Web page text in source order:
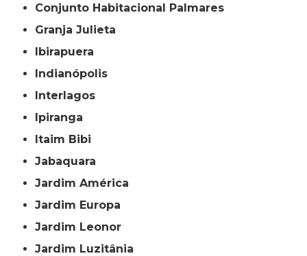
Conjunto Habitacional Palmares
Granja Julieta
Ibirapuera
Indianópolis
Interlagos
Ipiranga
Itaim Bibi
Jabaquara
Jardim América
Jardim Europa
Jardim Leonor
Jardim Luzitânia